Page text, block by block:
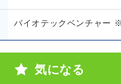
バイオテックベンチャー
気になる